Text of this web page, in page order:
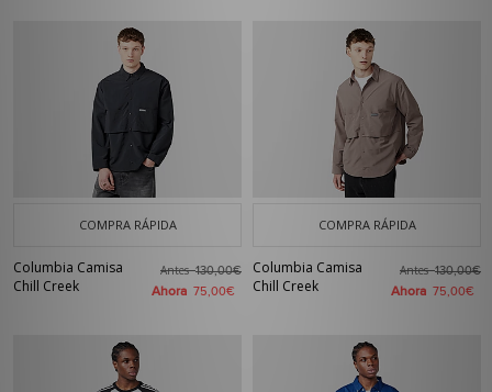
COMPRA RÁPIDA
Columbia Camisa
Chill Creek
Antes130,00€
Ahora 75,00€
COMPRA RÁPIDA
Columbia Camisa
Chill Creek
Antes130,00€
Ahora 75,00€